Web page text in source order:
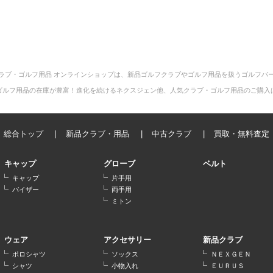
ブ・ゴルフ用品 オンラインショップは、新品ゴルフクラブやゴルフ用品を扱うゴルフパ
フ用品の在庫が豊富！進化を続けるネクスジェン他、人気クラブ・ゴルフ用品のご購
総合トップ 新品クラブ・用品 中古クラブ 買取・無料査定
キャップ
キャップ
バイザー
グローブ
片手用
両手用
ミトン
ベルト
ウェア
ポロシャツ
シャツ
アクセサリー
ソックス
小物入れ
新品クラブ
ＮＥＸＧＥＮ
ＥＵＲＵＳ